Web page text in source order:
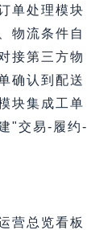
单处理模块
物流条件自
接第三方物
确认到配送
块集成工单
"交易-履约-
营总览看板